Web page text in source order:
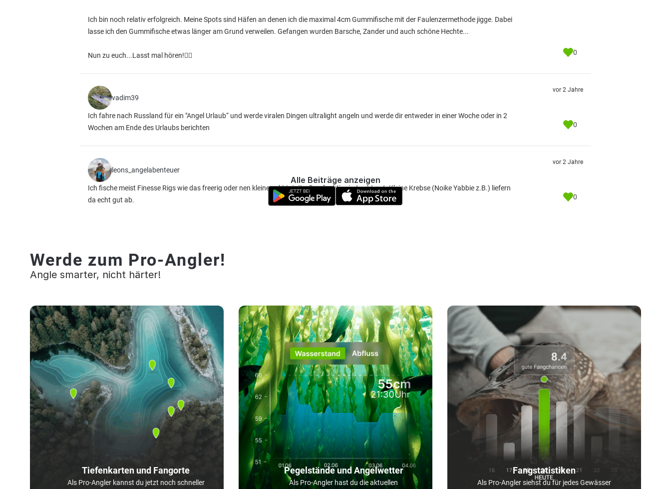
Ich bin noch relativ erfolgreich. Meine Spots sind Häfen an denen ich die maximal 4cm Gummifische mit der Faulenzermethode jigge. Dabei
lasse ich den Gummifische etwas länger am Grund verweilen. Gefangen wurden Barsche, Zander und auch schöne Hechte...
Nun zu euch...Lasst mal hören!👍🏻 0
vadim39
Ich fahre nach Russland für ein "Angel Urlaub“ und werde viralen Dingen ultralight angeln und werde dir entweder in einer Woche oder in 2
Wochen am Ende des Urlaubs berichten
vor 2 Jahre
0
leons_angelabenteuer
Ich fische meist Finesse Rigs wie das freerig oder nen kleinen skirtet Jig. Das funktioniert echt gut. Kleine Krebse (Noike Yabbie z.B.) liefern
da echt gut ab.
vor 2 Jahre
0
Alle Beiträge anzeigen
Werde zum Pro-Angler!
Angle smarter, nicht härter!
Tiefenkarten und Fangorte
Als Pro-Angler kannst du jetzt noch schneller
Pegelstände und Angelwetter
Als Pro-Angler hast du die aktuellen
Fangstatistiken
Als Pro-Angler siehst du für jedes Gewässer